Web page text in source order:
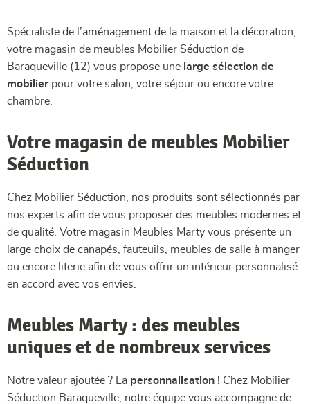
Spécialiste de l’aménagement de la maison et la décoration,
votre magasin de meubles Mobilier Séduction de
Baraqueville (12) vous propose une large sélection de
mobilierpour votre salon, votre séjour ou encore votre
chambre.
Votre magasin de meubles Mobilier
Séduction
Chez Mobilier Séduction, nos produits sont sélectionnés par
nos experts afin de vous proposer des meubles modernes et
de qualité. Votre magasin Meubles Marty vous présente un
large choix de canapés, fauteuils, meubles de salle à manger
ou encore literie afin de vous offrir un intérieur personnalisé
en accord avec vos envies.
Meubles Marty : des meubles
uniques et de nombreux services
Notre valeur ajoutée ? La personnalisation ! Chez Mobilier
Séduction Baraqueville, notre équipe vous accompagne de